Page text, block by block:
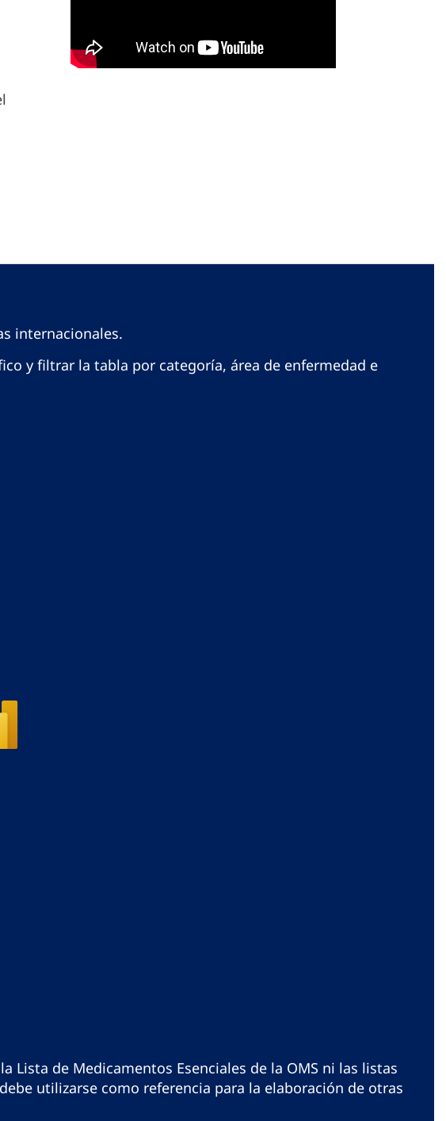
internacionales.
y filtrar la tabla por categoría, área de enfermedad e
de Medicamentos Esenciales de la OMS ni las listas
utilizarse como referencia para la elaboración de otras